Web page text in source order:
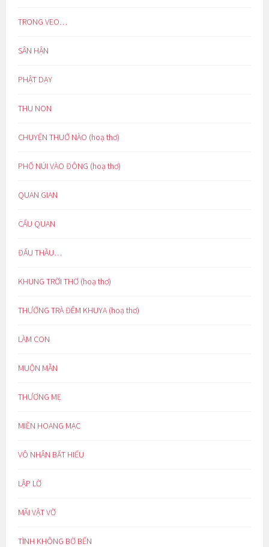
TRONG VEO…
SÂN HẬN
PHẬT DẠY
THU NON
CHUYỆN THUỞ NÀO (hoạ thơ)
PHỐ NÚI VÀO ĐÔNG (hoạ thơ)
QUAN GIAN
CẨU QUAN
ĐẤU THẦU…
KHUNG TRỜI THƠ (hoạ thơ)
THƯỞNG TRÀ ĐÊM KHUYA (hoạ thơ)
LÀM CON
MUỘN MẰN
THƯƠNG MẸ
MIỀN HOANG MẠC
VÔ NHÂN BẤT HIẾU
LẬP LỜ
MÃI VẬT VỜ
TÌNH KHÔNG BỜ BẾN